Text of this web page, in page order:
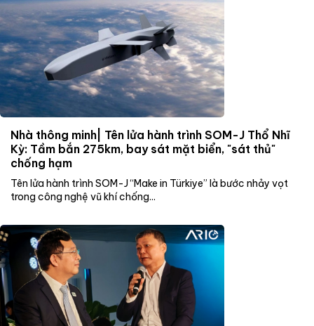
Nhà thông minh| Tên lửa hành trình SOM-J Thổ Nhĩ
Kỳ: Tầm bắn 275km, bay sát mặt biển, "sát thủ"
chống hạm
Tên lửa hành trình SOM-J “Make in Türkiye” là bước nhảy vọt
trong công nghệ vũ khí chống...